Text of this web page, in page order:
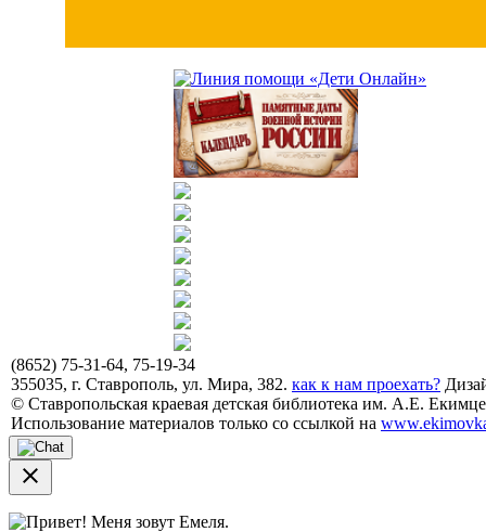
(8652) 75-31-64, 75-19-34
355035, г. Ставрополь, ул. Мира, 382. как к нам проехать?
© Ставропольская краевая детская библиотека им. А.Е.
Использование материалов только со ссылкой на
close
Привет! Меня зовут Емеля.